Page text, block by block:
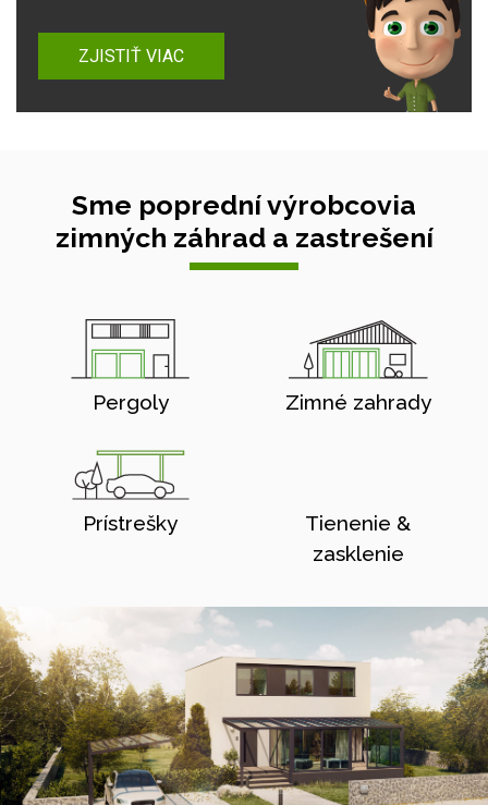
ZJISTIŤ VIAC
Sme poprední výrobcovia
zimných záhrad a zastrešení
Pergoly Zimné zahrady
Prístrešky
Tienenie &
zasklenie